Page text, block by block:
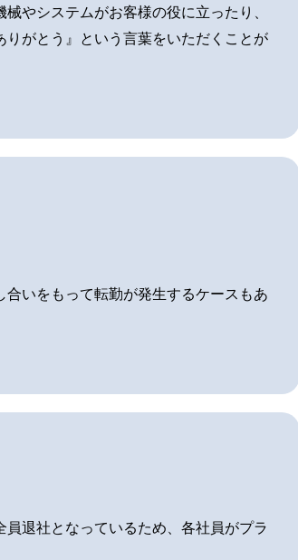
やシステムがお客様の役に立ったり、
がとう』という言葉をいただくことが
いをもって転勤が発生するケースもあ
退社となっているため、各社員がプラ